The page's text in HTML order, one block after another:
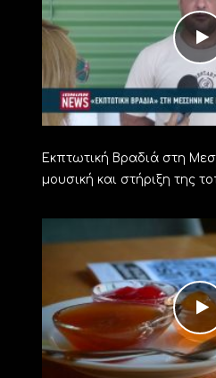
Εκπτωτική Βραδιά στη
μουσική και στήριξη της